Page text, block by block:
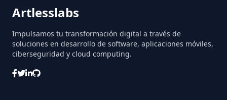
Artlesslabs
Impulsamos tu transformación digital a través de
soluciones en desarrollo de software, aplicaciones móviles,
ciberseguridad y cloud computing.